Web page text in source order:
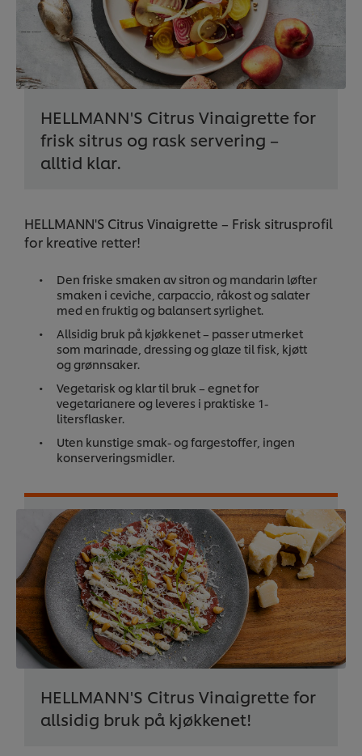
HELLMANN'S Citrus Vinaigrette for
frisk sitrus og rask servering –
alltid klar.
HELLMANN'S Citrus Vinaigrette – Frisk sitrusprofil
for kreative retter!
Den friske smaken av sitron og mandarin løfter
smaken i ceviche, carpaccio, råkost og salater
med en fruktig og balansert syrlighet.
Allsidig bruk på kjøkkenet – passer utmerket
som marinade, dressing og glaze til fisk, kjøtt
og grønnsaker.
Vegetarisk og klar til bruk – egnet for
vegetarianere og leveres i praktiske 1-
litersflasker.
Uten kunstige smak- og fargestoffer, ingen
konserveringsmidler.
HELLMANN'S Citrus Vinaigrette for
allsidig bruk på kjøkkenet!